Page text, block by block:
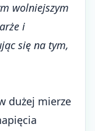
wolniejszym
i
się na tym,
dużej mierze